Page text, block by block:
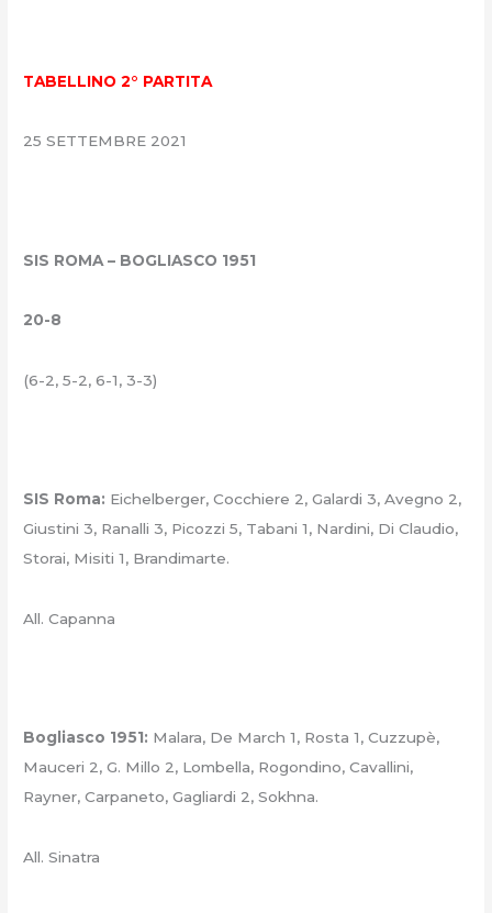
TABELLINO 2° PARTITA
25 SETTEMBRE 2021
SIS ROMA – BOGLIASCO 1951
20-8
(6-2, 5-2, 6-1, 3-3)
SIS Roma: Eichelberger, Cocchiere 2, Galardi 3, Avegno 2,
Giustini 3, Ranalli 3, Picozzi 5, Tabani 1, Nardini, Di Claudio,
Storai, Misiti 1, Brandimarte.
All. Capanna
Bogliasco 1951: Malara, De March 1, Rosta 1, Cuzzupè,
Mauceri 2, G. Millo 2, Lombella, Rogondino, Cavallini,
Rayner, Carpaneto, Gagliardi 2, Sokhna.
All. Sinatra